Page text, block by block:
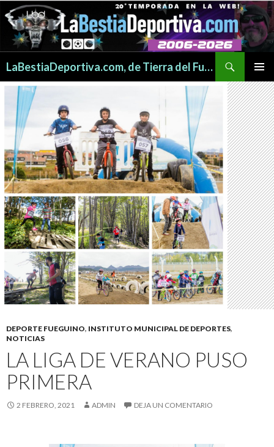
LaBestiaDeportiva.com, de Tierra del Fuego para todo el mundo
MENÚ
CONTENIDO
DEPORTE FUEGUINO, INSTITUTO MUNICIPAL DE DEPORTES,
NOTICIAS
LA LIGA DE VERANO PUSO
PRIMERA
2 FEBRERO, 2021 ADMIN DEJA UN COMENTARIO